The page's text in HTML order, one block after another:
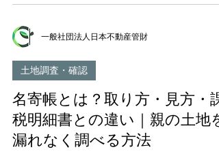
分・売却方法、共有者不確知森林制度の活
法、そして最終的な解決手段まで、実務に
した情報を網羅的にお伝えします。 【目
次】 1. 山林の共有持分とは？基礎
となっている山林は決して珍しくありませ
ん。 筆界未定地の山林は「売却できない」
「国にも引き取ってもらえない」と思い込
でいる方も多いですが、実際にはいくつか
解決方法があります。 この記事では、筆界
未定地となった山林について、原因の特定
ら解消方法、処分・売却の具体的手順、さ
に2023年にスタートした相続土地国庫帰属
一般社団法人日本不動産管財
土地調査・確認
名寄帳とは？取り方・見方・課
税明細書との違い｜親の土地を
漏れなく調べる方法